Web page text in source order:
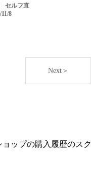
セルフ直
8
Next＞
ップの購入履歴のスク